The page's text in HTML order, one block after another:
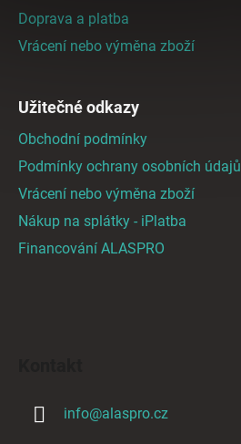
Doprava a platba
Vrácení nebo výměna zboží
Užitečné odkazy
Obchodní podmínky
Podmínky ochrany osobních údajů
Vrácení nebo výměna zboží
Nákup na splátky - iPlatba
Financování ALASPRO
info@alaspro.cz